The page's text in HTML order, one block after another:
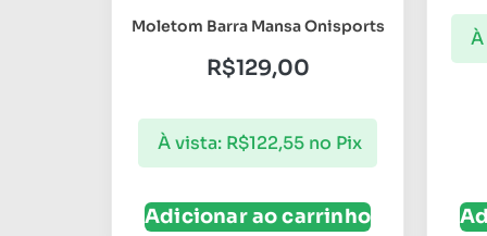
Moletom Barra Mansa Onisports
R$129,00
À vista: R$122,55 no Pix
Adicionar ao carrinho